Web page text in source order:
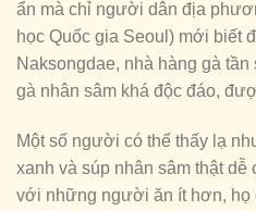
ẩn mà chỉ người dân địa
học Quốc gia Seoul) mới biết
Naksongdae, nhà hàng gà
gà nhân sâm khá độc đáo,
Một số người có thể thấy lạ
xanh và súp nhân sâm thật
với những người ăn ít hơn, họ